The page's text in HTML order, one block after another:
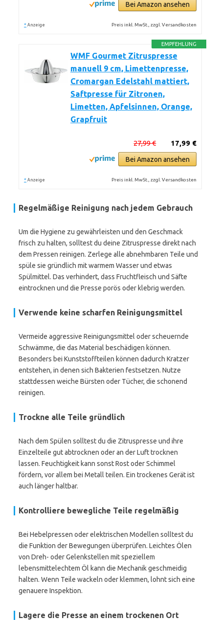
Bei Amazon ansehen
* Anzeige Preis inkl. MwSt., zzgl. Versandkosten
EMPFEHLUNG
WMF Gourmet Zitruspresse
manuell 9 cm, Limettenpresse,
Cromargan Edelstahl mattiert,
Saftpresse für Zitronen,
Limetten, Apfelsinnen, Orange,
Grapfruit
17,99 €
27,99 €
Bei Amazon ansehen
* Anzeige Preis inkl. MwSt., zzgl. Versandkosten
Regelmäßige Reinigung nach jedem Gebrauch
Um die Hygiene zu gewährleisten und den Geschmack
frisch zu halten, solltest du deine Zitruspresse direkt nach
dem Pressen reinigen. Zerlege alle abnehmbaren Teile und
spüle sie gründlich mit warmem Wasser und etwas
Spülmittel. Das verhindert, dass Fruchtfleisch und Säfte
eintrocknen und die Presse porös oder klebrig werden.
Verwende keine scharfen Reinigungsmittel
Vermeide aggressive Reinigungsmittel oder scheuernde
Schwämme, die das Material beschädigen können.
Besonders bei Kunststoffteilen können dadurch Kratzer
entstehen, in denen sich Bakterien festsetzen. Nutze
stattdessen weiche Bürsten oder Tücher, die schonend
reinigen.
Trockne alle Teile gründlich
Nach dem Spülen solltest du die Zitruspresse und ihre
Einzelteile gut abtrocknen oder an der Luft trocknen
lassen. Feuchtigkeit kann sonst Rost oder Schimmel
fördern, vor allem bei Metall teilen. Ein trockenes Gerät ist
auch länger haltbar.
Kontrolliere bewegliche Teile regelmäßig
Bei Hebelpressen oder elektrischen Modellen solltest du
die Funktion der Bewegungen überprüfen. Leichtes Ölen
von Dreh- oder Gelenkstellen mit speziellem
lebensmittelechtem Öl kann die Mechanik geschmeidig
halten. Wenn Teile wackeln oder klemmen, lohnt sich eine
genauere Inspektion.
Lagere die Presse an einem trockenen Ort